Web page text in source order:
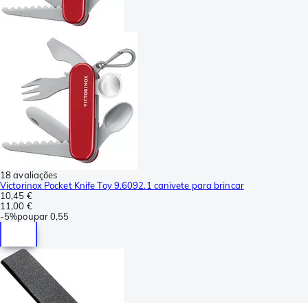
18 avaliações
Victorinox Pocket Knife Toy 9.6092.1 canivete para brincar
10,45 €
11,00 €
-5%poupar0,55